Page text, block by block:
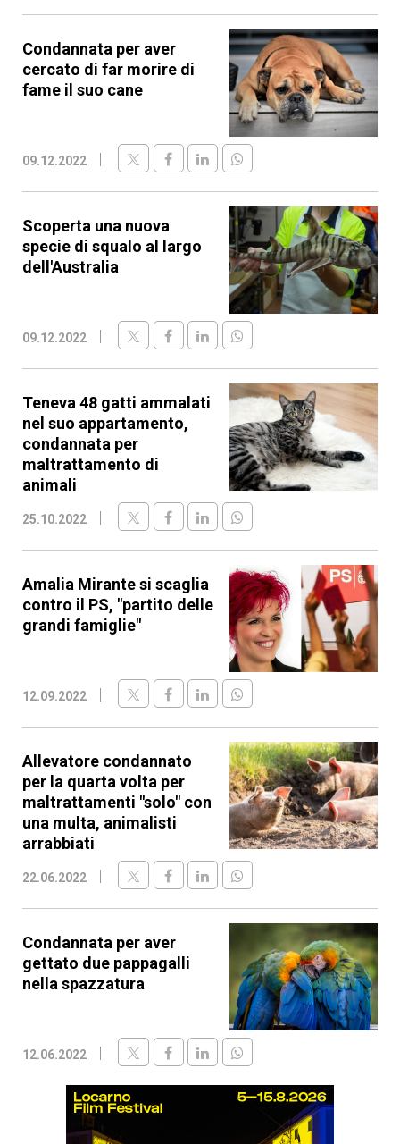
Condannata per aver
cercato di far morire di
fame il suo cane
09.12.2022
Scoperta una nuova
specie di squalo al largo
dell'Australia
09.12.2022
Teneva 48 gatti ammalati
nel suo appartamento,
condannata per
maltrattamento di
animali
25.10.2022
Amalia Mirante si scaglia
contro il PS, "partito delle
grandi famiglie"
12.09.2022
Allevatore condannato
per la quarta volta per
maltrattamenti "solo" con
una multa, animalisti
arrabbiati
22.06.2022
Condannata per aver
gettato due pappagalli
nella spazzatura
12.06.2022